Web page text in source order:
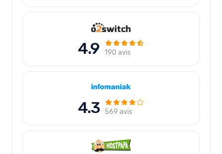
4.9 190 avis
4.3 569 avis